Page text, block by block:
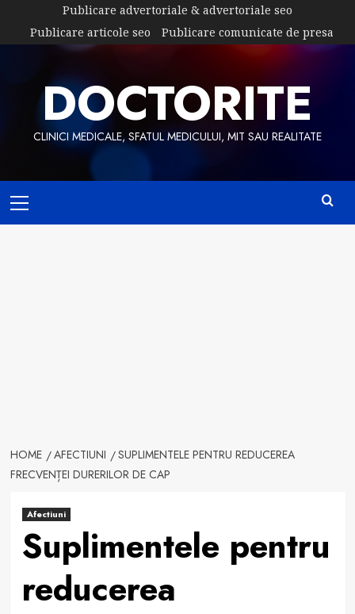
content
Publicare advertoriale & advertoriale seo
Publicare articole seo
Publicare comunicate de presa
DOCTORITE
CLINICI MEDICALE, SFATUL MEDICULUI, MIT SAU REALITATE
Menu
HOME AFECTIUNI
SUPLIMENTELE PENTRU REDUCEREA
FRECVENȚEI DURERILOR DE CAP
Afectiuni
Suplimentele pentru
reducerea